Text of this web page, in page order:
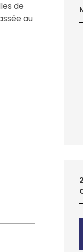
de
au